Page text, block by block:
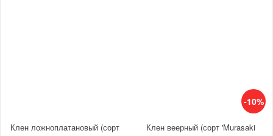
Клен ложноплатановый (сорт
-10%
Клен веерный (сорт 'Murasaki